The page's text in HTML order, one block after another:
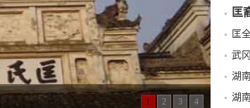
1 2 3 4
匡
武
湖
湖